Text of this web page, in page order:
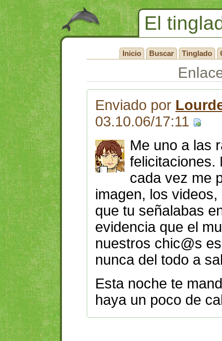
El
Inicio Buscar Tinglado
Enviado por
03.10.06/17:11
Me uno a las
felicitaciones.
cada vez me
imagen, los
que tu señalabas
evidencia que el
nuestros chic@s
nunca del todo a
Esta noche te
haya un poco de